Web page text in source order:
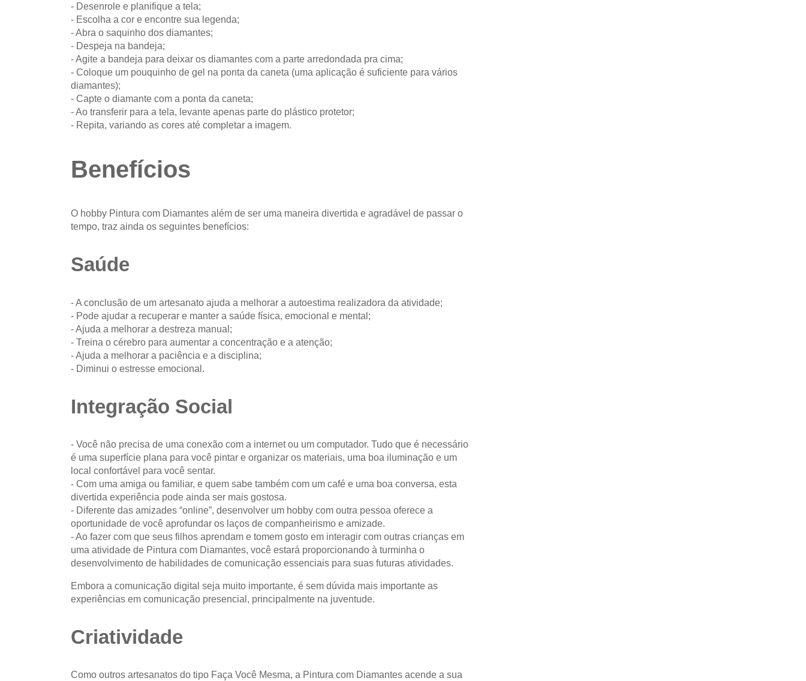
- Desenrole e planifique a tela;
- Escolha a cor e encontre sua legenda;
- Abra o saquinho dos diamantes;
- Despeja na bandeja;
- Agite a bandeja para deixar os diamantes com a parte arredondada pra cima;
- Coloque um pouquinho de gel na ponta da caneta (uma aplicação é suficiente para vários
diamantes);
- Capte o diamante com a ponta da caneta;
- Ao transferir para a tela, levante apenas parte do plástico protetor;
- Repita, variando as cores até completar a imagem.
Benefícios
O hobby Pintura com Diamantes além de ser uma maneira divertida e agradável de passar o
tempo, traz ainda os seguintes benefícios:
Saúde
- A conclusão de um artesanato ajuda a melhorar a autoestima realizadora da atividade;
- Pode ajudar a recuperar e manter a saúde física, emocional e mental;
- Ajuda a melhorar a destreza manual;
- Treina o cérebro para aumentar a concentração e a atenção;
- Ajuda a melhorar a paciência e a disciplina;
- Diminui o estresse emocional.
Integração Social
- Você não precisa de uma conexão com a internet ou um computador. Tudo que é necessário
é uma superfície plana para você pintar e organizar os materiais, uma boa iluminação e um
local confortável para você sentar.
- Com uma amiga ou familiar, e quem sabe também com um café e uma boa conversa, esta
divertida experiência pode ainda ser mais gostosa.
- Diferente das amizades “online”, desenvolver um hobby com outra pessoa oferece a
oportunidade de você aprofundar os laços de companheirismo e amizade.
- Ao fazer com que seus filhos aprendam e tomem gosto em interagir com outras crianças em
uma atividade de Pintura com Diamantes, você estará proporcionando à turminha o
desenvolvimento de habilidades de comunicação essenciais para suas futuras atividades.
Embora a comunicação digital seja muito importante, é sem dúvida mais importante as
experiências em comunicação presencial, principalmente na juventude.
Criatividade
Como outros artesanatos do tipo Faça Você Mesma, a Pintura com Diamantes acende a sua